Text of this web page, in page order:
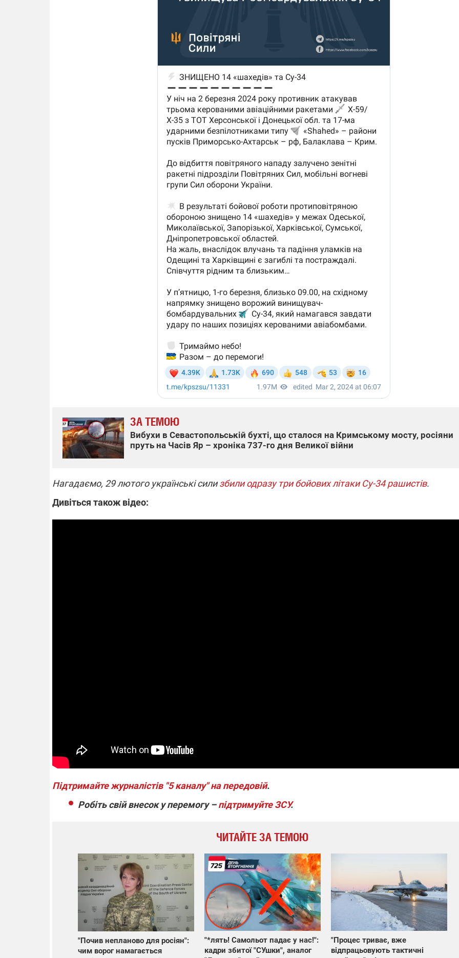
ЗА ТЕМОЮ
Вибухи в Севастопольській бухті, що сталося на Кримському мосту, росіяни
пруть на Часів Яр – хроніка 737-го дня Великої війни
Нагадаємо, 29 лютого українські силизбили одразу три бойових літаки Су-34 рашистів.
Дивіться також відео:
Підтримайте журналістів "5 каналу" на передовій.
Робіть свій внесок у перемогу –підтримуйте ЗСУ.
ЧИТАЙТЕ ЗА ТЕМОЮ
"Почив непланово для росіян":
чим ворог намагається
"*лять! Самольот падає у нас!":
кадри збитої "СУшки", аналог
"Процес триває, вже
відпрацьовують тактичні